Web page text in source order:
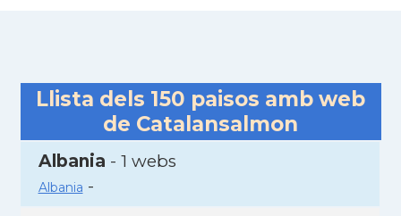
Llista dels 150 paisos amb web
de Catalansalmon
Albania - 1 webs
Albania -